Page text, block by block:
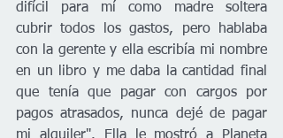
difícil para mí como madre soltera
cubrir todos los gastos, pero hablaba
con la gerente y ella escribía mi nombre
en un libro y me daba la cantidad final
que tenía que pagar con cargos por
pagos atrasados, nunca dejé de pagar